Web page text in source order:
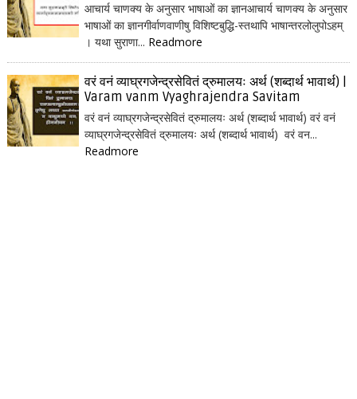
आचार्य चाणक्य के अनुसार भाषाओं का ज्ञानआचार्य चाणक्य के अनुसार
भाषाओं का ज्ञानगीर्वाणवाणीषु विशिष्टबुद्धि-स्तथापि भाषान्तरलोलुपोऽहम्
। यथा सुराणा... Readmore
वरं वनं व्याघ्रगजेन्द्रसेवितं द्रुमालयः अर्थ (शब्दार्थ भावार्थ) |
Varam vanm Vyaghrajendra Savitam
वरं वनं व्याघ्रगजेन्द्रसेवितं द्रुमालयः अर्थ (शब्दार्थ भावार्थ) वरं वनं
व्याघ्रगजेन्द्रसेवितं द्रुमालयः अर्थ (शब्दार्थ भावार्थ) वरं वन...
Readmore